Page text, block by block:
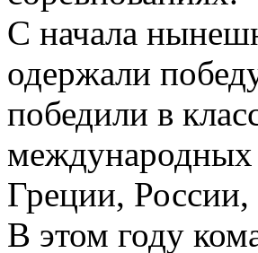
С начала
одержали
победили в
международных
Греции,
В этом году